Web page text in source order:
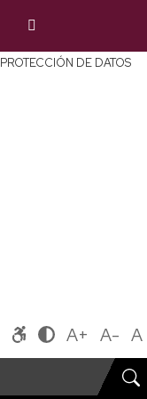
PROTECCIÓN DE DATOS
A+ A- A